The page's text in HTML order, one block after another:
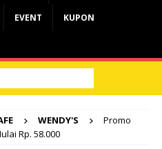
EVENT KUPON
WENDY'S
Promo
Rp. 58.000